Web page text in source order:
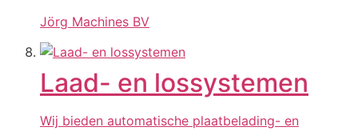
Jörg Machines BV
Laad- en lossystemen
Wij bieden automatische plaatbelading- en